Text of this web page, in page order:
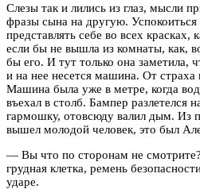
Слезы так и лились из глаз, мысли
фразы сына на другую. Успокоиться
представлять себе во всех красках,
если бы не вышла из комнаты, как,
бы его. И тут только она заметила,
и на нее несется машина. От страха
Машина была уже в метре, когда
въехал в столб. Бампер разлетелся
гармошку, отовсюду валил дым. Из
вышел молодой человек, это был
— Вы что по сторонам не
грудная клетка, ремень
ударе.